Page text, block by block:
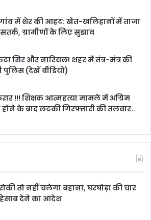
गांव में शेर की आहट: खेत-खलिहानों में ताजा
ग्रामीणों के लिए सुझाव
सिर और नारियल! शहर में तंत्र-मंत्र की
(देखें वीडियो)
!!! शिक्षक आत्महत्या मामले में अग्रिम
के बाद लटकी गिरफ़्तारी की तलवार..
तो नहीं चलेगा बहाना, घरघोड़ा की चार
देने का आदेश